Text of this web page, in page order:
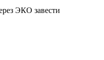
ЭКО завести